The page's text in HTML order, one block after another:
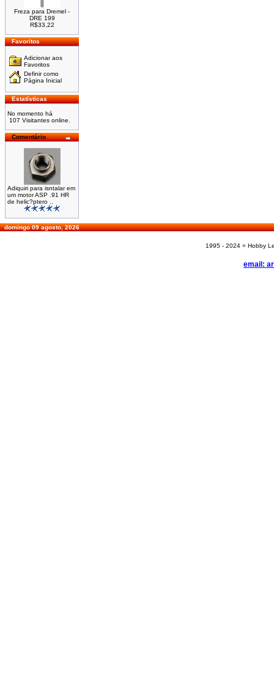
Freza para Dremel -
DRE 199
R$33,22
Favoritos
Adicionar aos
Favoritos
Definir como
Página Inicial
Estatísticas
No momento há
107 Visitantes online.
Comentário
Adiquiri para isntalar em
um motor ASP .91 HR
de helic?ptero ..
domingo 09 agosto, 2026
1995 - 2024 = Hobby
email: